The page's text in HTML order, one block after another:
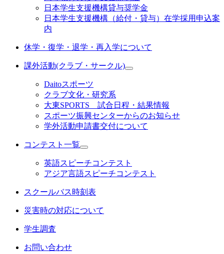
日本学生支援機構貸与奨学金
日本学生支援機構（給付・貸与）在学採用申込案
内
休学・復学・退学・再入学について
課外活動(クラブ・サークル)
Daitoスポーツ
クラブ文化・研究系
大東SPORTS 試合日程・結果情報
スポーツ振興センターからのお知らせ
学外活動申請書交付について
コンテスト一覧
英語スピーチコンテスト
アジア言語スピーチコンテスト
スクールバス時刻表
災害時の対応について
学生調査
お問い合わせ